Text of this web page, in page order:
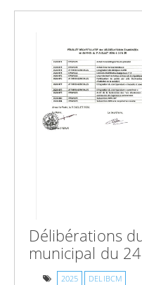
Délibérations
municipal du
2025 DELIBCM